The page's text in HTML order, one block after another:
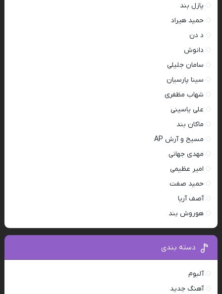
پازل بند
حمید هیراد
د دن
دانوش
سامان جلیلی
سینا پارسیان
شهاب مظفری
علی یاسینی
ماکان بند
مسیح و آرش AP
مهدی جهانی
امیر عظیمی
حمید صفت
آصف آریا
هوروش بند
دسته بندی
آلبوم
آهنگ جدید